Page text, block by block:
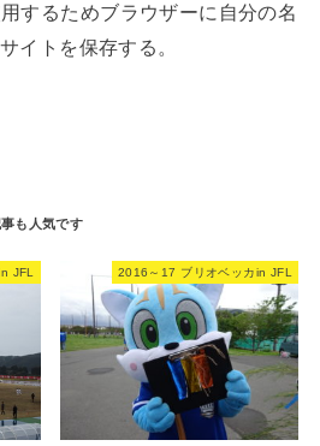
するためブラウザーに自分の名
イトを保存する。
JFL 2016～17 ブリオベッカin JFL